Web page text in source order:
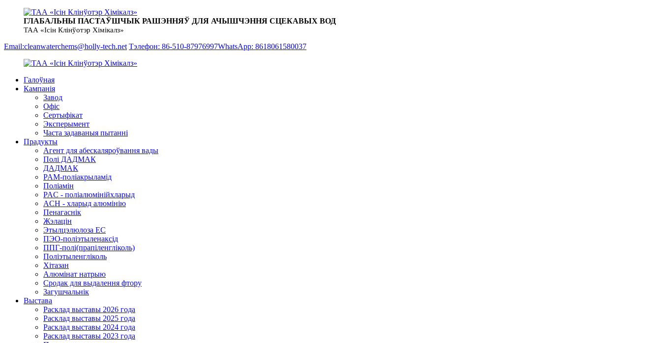
ГЛАБАЛЬНЫ ПАСТАЎШЧЫК РАШЭННЯЎ ДЛЯ АЧЫШЧЭННЯ СЦЕКАВЫХ ВОД
ТАА «Ісін Клінўотэр Хімікалз»
Email:cleanwaterchems@holly-tech.net Тэлефон: 86-510-87976997WhatsApp: 8618061580037
Галоўная
Кампанія
Завод
Офіс
Сертыфікат
Эксперымент
Часта задаваныя пытанні
Прадукты
Агент для абескаляроўвання вады
Полі ДАДМАК
ДАДМАК
PAM-поліакрыламід
Поліамін
PAC - поліалюмінійхларыд
ACH - хларыд алюмінію
Пенагаснік
Жэлацін
Этылцэлюлоза EC
ПЭО-поліэтыленаксід
ППГ-полі(прапіленгліколь)
Поліэтыленгліколь
Хітазан
Алюмінат натрыю
Сродак для выдалення фтору
Загушчальнік
Выстава
Расклад выставы 2026 года
Расклад выставы 2025 года
Расклад выставы 2024 года
Расклад выставы 2023 года